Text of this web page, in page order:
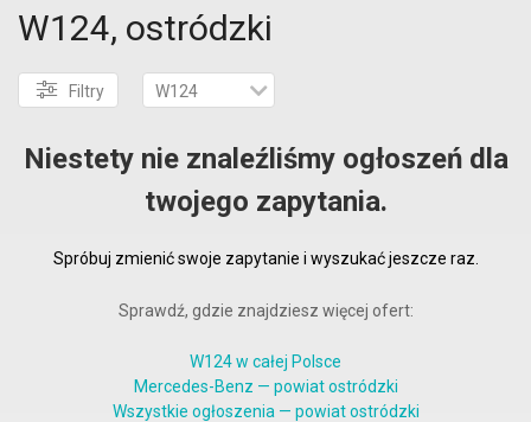
W124, ostródzki
Filtry W124
Niestety nie znaleźliśmy ogłoszeń dla
twojego zapytania.
Spróbuj zmienić swoje zapytanie i wyszukać jeszcze raz.
Sprawdź, gdzie znajdziesz więcej ofert:
W124 w całej Polsce
Mercedes-Benz — powiat ostródzki
Wszystkie ogłoszenia — powiat ostródzki